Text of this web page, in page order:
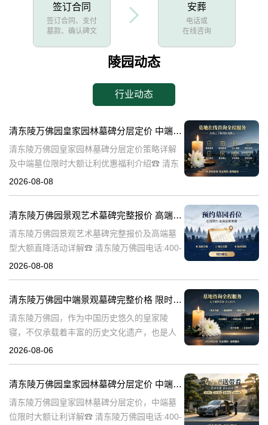
签订合同
签订合同、支付
墓款、确认碑文
安葬
电话或
在线咨询
陵园动态
行业动态
清东陵万佛园皇家园林墓碑分层定价 中端墓位限时大额让利详解及优惠福利
清东陵万佛园皇家园林墓碑分层定价策略详解
及中端墓位限时大额让利优惠福利介绍☎ 清东
陵万佛园电话:400-838-5063清东陵万佛园，作
2026-08-08
清东陵万佛园景观艺术墓碑完整报价 高端墓型大额直降活动详解
清东陵万佛园景观艺术墓碑完整报价及高端墓
型大额直降活动详解☎ 清东陵万佛园电话:400-
838-5063清东陵万佛园，作为中国历史悠久的
2026-08-08
清东陵万佛园中端景观墓碑完整价格 限时减免多年管理费详解
清东陵万佛园，作为中国历史悠久的皇家陵
寝，不仅承载着丰富的历史文化遗产，也是人
们缅怀先人、寄托哀思的重要场所。近年来，
清
2026-08-06
清东陵万佛园皇家园林墓碑分层定价 中端墓位限时大额让利详解
清东陵万佛园皇家园林墓碑分层定价，中端墓
位限时大额让利详解☎ 清东陵万佛园电话:400-